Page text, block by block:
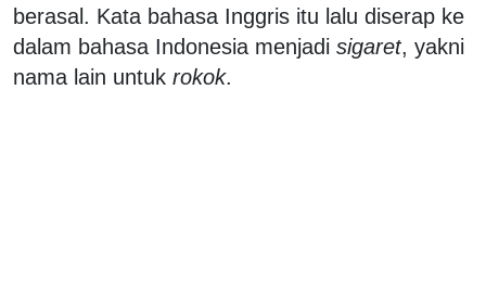
berasal. Kata bahasa Inggris itu lalu diserap ke
dalam bahasa Indonesia menjadi sigaret, yakni
nama lain untuk rokok.